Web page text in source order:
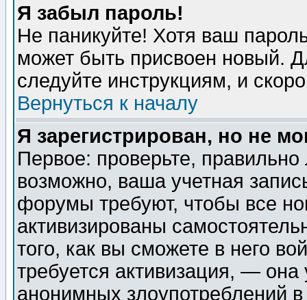
Я забыл пароль!
Не паникуйте! Хотя ваш
может быть присвоен новый.
следуйте инструкциям, и
Вернуться к началу
Я зарегистрирован, но не
Первое: проверьте,
возможно, ваша учетная
форумы требуют, чтобы все
активизированы
того, как вы сможете в него
требуется активизация, —
анонимных злоупотреблений